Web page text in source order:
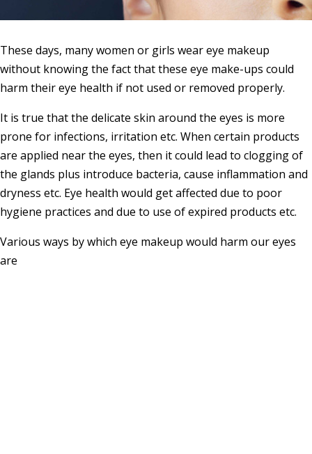
These days, many women or girls wear eye makeup
without knowing the fact that these eye make-ups could
harm their eye health if not used or removed properly.
It is true that the delicate skin around the eyes is more
prone for infections, irritation etc. When certain products
are applied near the eyes, then it could lead to clogging of
the glands plus introduce bacteria, cause inflammation and
dryness etc. Eye health would get affected due to poor
hygiene practices and due to use of expired products etc.
Various ways by which eye makeup would harm our eyes
are